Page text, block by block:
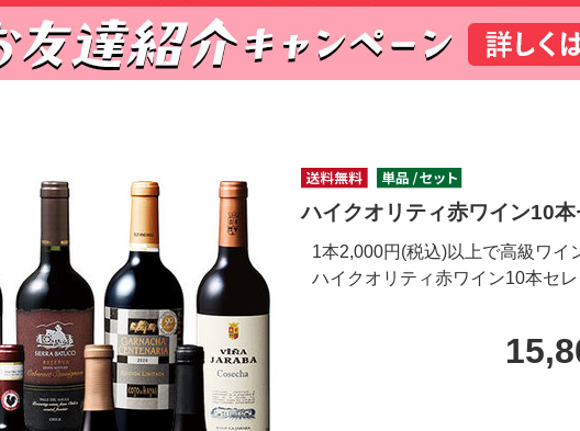
ハイクオリティ赤ワイン10
1本2,000円(税込)以上で高級ワイ
ハイクオリティ赤ワイン10本セ